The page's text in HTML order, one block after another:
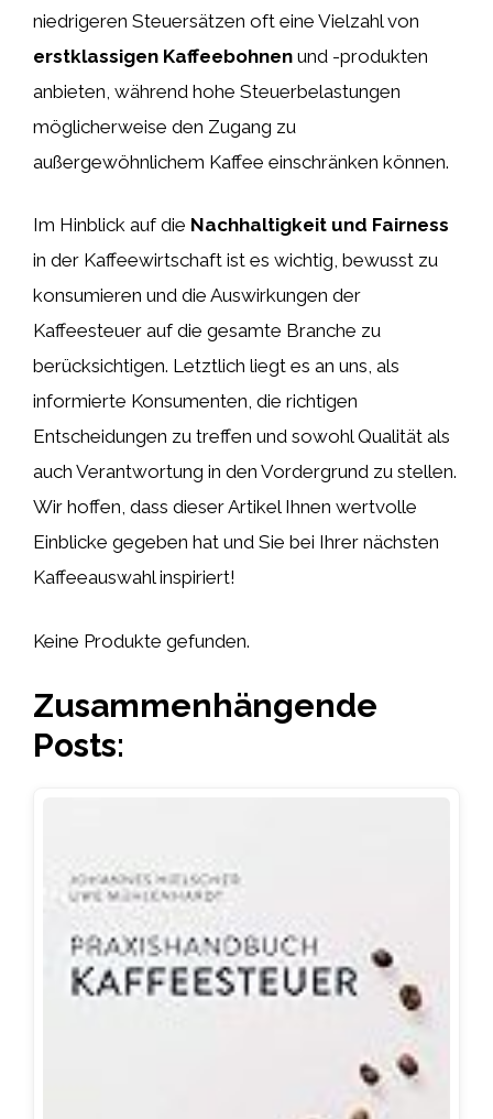
niedrigeren Steuersätzen oft eine Vielzahl von
erstklassigen Kaffeebohnen und -produkten
anbieten, während hohe Steuerbelastungen
möglicherweise den Zugang zu
außergewöhnlichem Kaffee einschränken können.
Im Hinblick auf die Nachhaltigkeit und Fairness
in der Kaffeewirtschaft ist es wichtig, bewusst zu
konsumieren und die Auswirkungen der
Kaffeesteuer auf die gesamte Branche zu
berücksichtigen. Letztlich liegt es an uns, als
informierte Konsumenten, die richtigen
Entscheidungen zu treffen und sowohl Qualität als
auch Verantwortung in den Vordergrund zu stellen.
Wir hoffen, dass dieser Artikel Ihnen wertvolle
Einblicke gegeben hat und Sie bei Ihrer nächsten
Kaffeeauswahl inspiriert!
Keine Produkte gefunden.
Zusammenhängende
Posts: